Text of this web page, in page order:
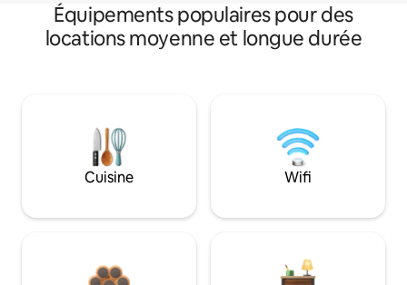
Équipements populaires pour des
locations moyenne et longue durée
Cuisine Wifi